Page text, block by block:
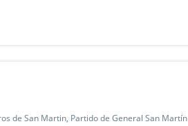
de San Martin, Partido de General San Martín